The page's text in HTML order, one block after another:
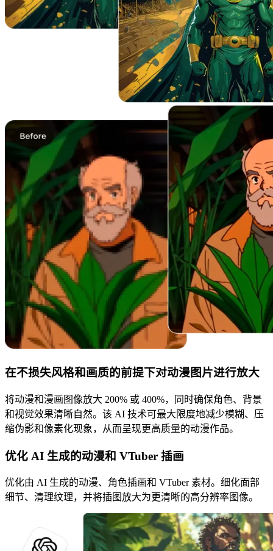
在不损失风格和画质的前提下对动漫图片进行放大
将动漫和漫画图像放大 200% 或 400%，同时确保角色、背景
和视觉效果清晰自然。该 AI 技术可最大限度地减少模糊、压
缩伪影和像素化现象，从而呈现更高质量的动漫作品。
优化 AI 生成的动漫和 VTuber 插画
优化由 AI 生成的动漫、角色插画和 VTuber 素材。细化面部
细节、清理纹理，并将插图放大为更清晰的高分辨率图像。